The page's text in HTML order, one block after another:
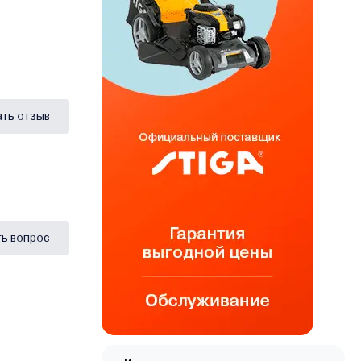
отзыв
вопрос